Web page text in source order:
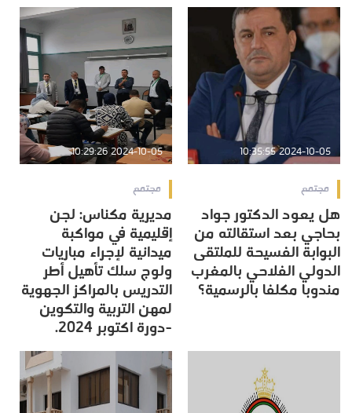
2024-10-05 10:35:55
مجتمع
هل يعود الدكتور جواد
بحاجي بعد استقالته من
البوابة الفسيحة للملتقى
الدولي الفلاحي بالمغرب
مندوبا مكلفا بالرسمية؟
2024-10-05 10:29:26
مجتمع
مديرية مكناس: لجن
إقليمية في مواكبة
ميدانية لإجراء مباريات
ولوج سلك تأهيل أطر
التدريس بالمراكز الجهوية
لمهن التربية والتكوين
-دورة اكتوبر 2024.